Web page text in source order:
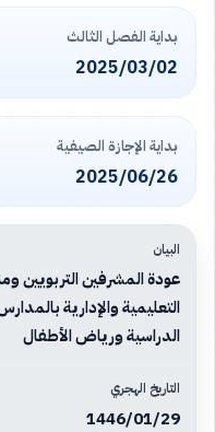
بداية الفصل الثالث
2025/03/02
بداية الإجازة الصيفية
2025/06/26
عودة المشرفين التربويين
التعليمية والإدارية
الدراسية ورياض الأطفال
1446/01/29